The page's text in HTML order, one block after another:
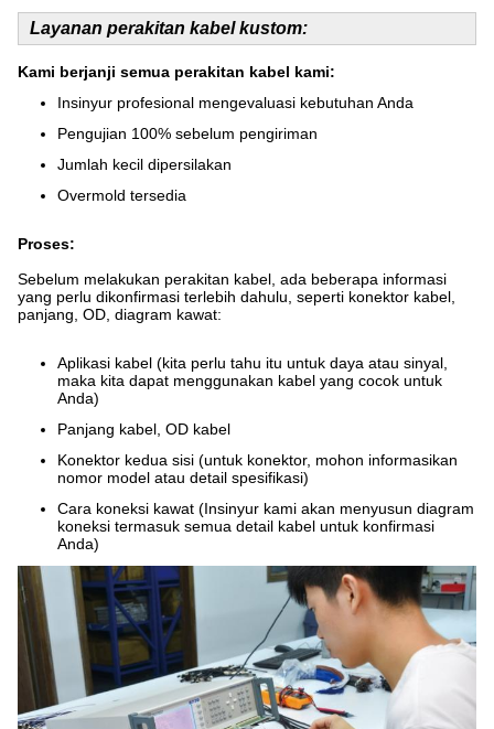
Layanan perakitan kabel kustom:
Kami berjanji semua perakitan kabel kami:
Insinyur profesional mengevaluasi kebutuhan Anda
Pengujian 100% sebelum pengiriman
Jumlah kecil dipersilakan
Overmold tersedia
Proses:
Sebelum melakukan perakitan kabel, ada beberapa informasi
yang perlu dikonfirmasi terlebih dahulu, seperti konektor kabel,
panjang, OD, diagram kawat:
Aplikasi kabel (kita perlu tahu itu untuk daya atau sinyal,
maka kita dapat menggunakan kabel yang cocok untuk
Anda)
Panjang kabel, OD kabel
Konektor kedua sisi (untuk konektor, mohon informasikan
nomor model atau detail spesifikasi)
Cara koneksi kawat (Insinyur kami akan menyusun diagram
koneksi termasuk semua detail kabel untuk konfirmasi
Anda)